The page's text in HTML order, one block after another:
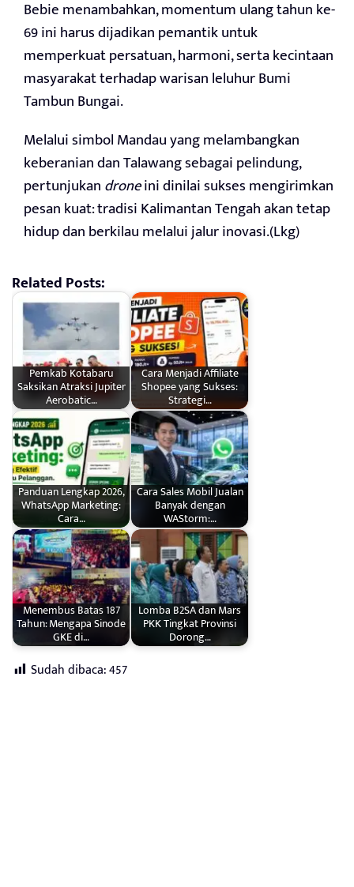
Bebie menambahkan, momentum ulang tahun ke-
69 ini harus dijadikan pemantik untuk
memperkuat persatuan, harmoni, serta kecintaan
masyarakat terhadap warisan leluhur Bumi
Tambun Bungai.
Melalui simbol Mandau yang melambangkan
keberanian dan Talawang sebagai pelindung,
pertunjukandroneini dinilai sukses mengirimkan
pesan kuat: tradisi Kalimantan Tengah akan tetap
hidup dan berkilau melalui jalur inovasi.(Lkg)
Related Posts:
Pemkab Kotabaru
Saksikan Atraksi Jupiter
Aerobatic…
Cara Menjadi Affiliate
Shopee yang Sukses:
Strategi…
Panduan Lengkap 2026,
WhatsApp Marketing:
Cara…
Cara Sales Mobil Jualan
Banyak dengan
WAStorm:…
Menembus Batas 187
Tahun: Mengapa Sinode
GKE di…
Lomba B2SA dan Mars
PKK Tingkat Provinsi
Dorong…
Sudah dibaca:457